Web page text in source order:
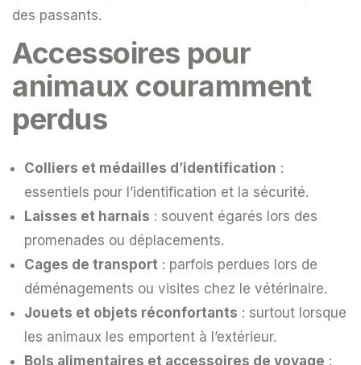
des passants.
Accessoires pour
animaux couramment
perdus
Colliers et médailles d’identification :
essentiels pour l’identification et la sécurité.
Laisses et harnais : souvent égarés lors des
promenades ou déplacements.
Cages de transport : parfois perdues lors de
déménagements ou visites chez le vétérinaire.
Jouets et objets réconfortants : surtout lorsque
les animaux les emportent à l’extérieur.
Bols alimentaires et accessoires de voyage :